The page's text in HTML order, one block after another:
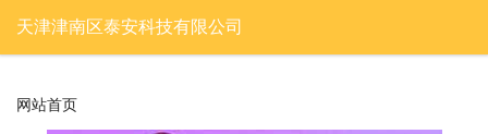
天津津南区泰安科技有限公司
网站首页